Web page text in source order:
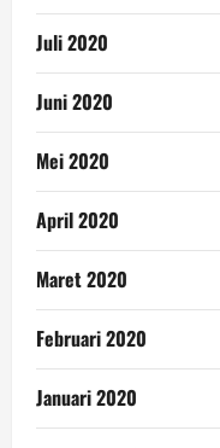
Juli 2020
Juni 2020
Mei 2020
April 2020
Maret 2020
Februari 2020
Januari 2020